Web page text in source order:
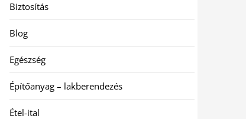
Biztosítás
Blog
Egészség
Építőanyag – lakberendezés
Étel-ital